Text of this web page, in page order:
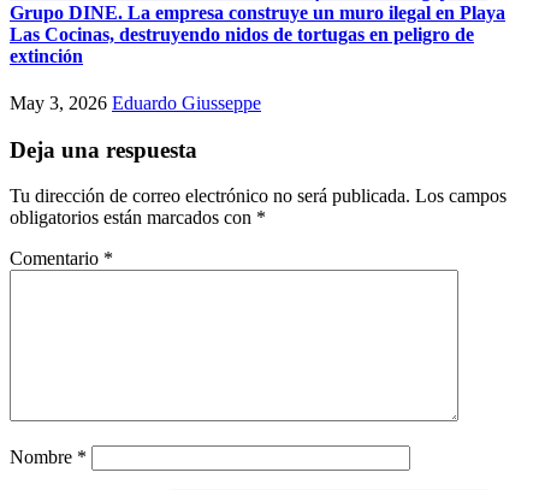
Grupo DINE. La empresa construye un muro ilegal en Playa
Las Cocinas, destruyendo nidos de tortugas en peligro de
extinción
May 3, 2026 Eduardo Giusseppe
Deja una respuesta
Tu dirección de correo electrónico no será publicada. Los campos
obligatorios están marcados con *
Comentario *
Nombre *